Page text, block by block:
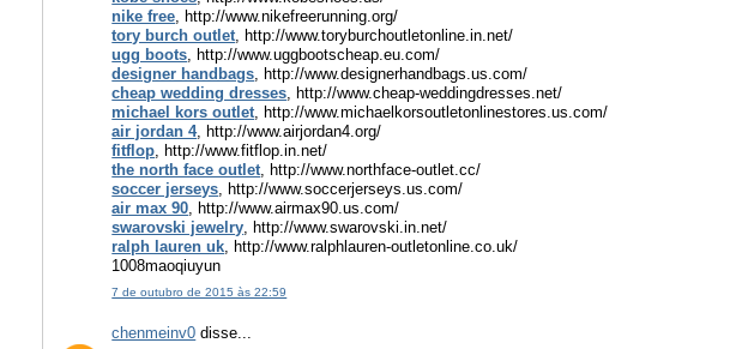
nike free, http://www.nikefreerunning.org/
tory burch outlet, http://www.toryburchoutletonline.in.net/
ugg boots, http://www.uggbootscheap.eu.com/
designer handbags, http://www.designerhandbags.us.com/
cheap wedding dresses, http://www.cheap-weddingdresses.net/
michael kors outlet, http://www.michaelkorsoutletonlinestores.us.com/
air jordan 4, http://www.airjordan4.org/
fitflop, http://www.fitflop.in.net/
the north face outlet, http://www.northface-outlet.cc/
soccer jerseys, http://www.soccerjerseys.us.com/
air max 90, http://www.airmax90.us.com/
swarovski jewelry, http://www.swarovski.in.net/
ralph lauren uk, http://www.ralphlauren-outletonline.co.uk/
1008maoqiuyun
7 de outubro de 2015 às 22:59
chenmeinv0 disse...